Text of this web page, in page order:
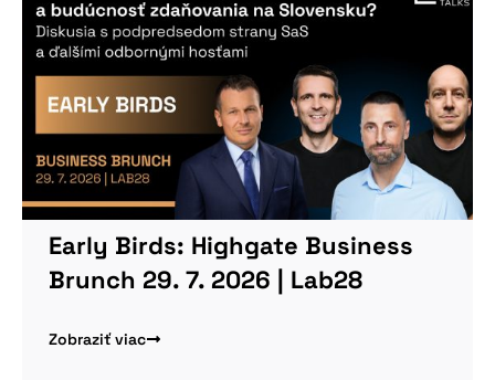
Early Birds: Highgate Business
Brunch 29. 7. 2026 | Lab28
Zobraziť viac